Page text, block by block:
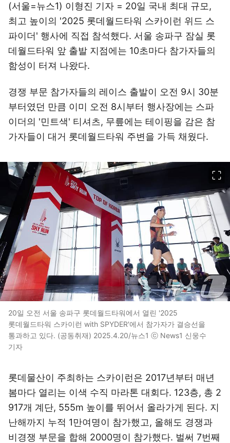
(서울=뉴스1) 이형진 기자 = 20일 국내 최대 규모,
최고 높이의 '2025 롯데월드타워 스카이런 위드 스
파이더' 행사에 직접 참석했다. 서울 송파구 잠실 롯
데월드타워 앞 출발 지점에는 10초마다 참가자들의
함성이 터져 나왔다.
경쟁 부문 참가자들의 레이스 출발이 오전 9시 30분
부터였던 만큼 이미 오전 8시부터 행사장에는 스파
이더의 '민트색' 티셔츠, 무릎에는 테이핑을 감은 참
가자들이 대거 롯데월드타워 주변을 가득 채웠다.
20일 오전 서울 송파구 롯데월드타워에서 열린 '2025
롯데월드타워 스카이런 with SPYDER'에서 참가자가 결승선을
통과하고 있다. (공동취재) 2025.4.20/뉴스1 ⓒ News1 신웅수
기자
롯데물산이 주최하는 스카이런은 2017년부터 매년
봄마다 열리는 이색 수직 마라톤 대회다. 123층, 총 2
917개 계단, 555m 높이를 뛰어서 올라가게 된다. 지
난해까지 누적 1만여명이 참가했고, 올해도 경쟁과
비경쟁 부문을 합해 2000명이 참가했다. 벌써 7번째